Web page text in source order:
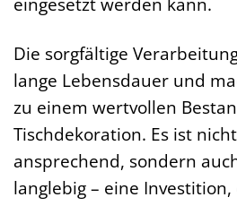
Die sorgfältige
lange Lebensdauer und
zu einem wertvollen
Tischdekoration. Es ist
ansprechend, sondern
langlebig – eine